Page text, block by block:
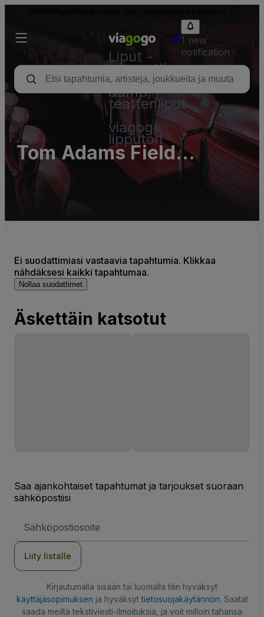
Liput -
konsertti,
urheilu
&amp;
teatteriliput
viagogo
lipputori
1 new
notification
Tom Adams Field
Parking Lots (InActive)
Ei suodattimiasi vastaavia tapahtumia. Klikkaa
nähdäksesi kaikki tapahtumaa.
Nollaa suodattimet
Äskettäin katsotut
Saa ajankohtaiset tapahtumat ja tarjoukset suoraan
sähköpostiisi
Liity listalle
Kirjautumalla sisään tai luomalla tilin hyväksyt
käyttäjäsopimuksen ja hyväksyttietosuojakäytännön. Saatat
saada meiltä tekstiviesti-ilmoituksia, ja voit milloin tahansa